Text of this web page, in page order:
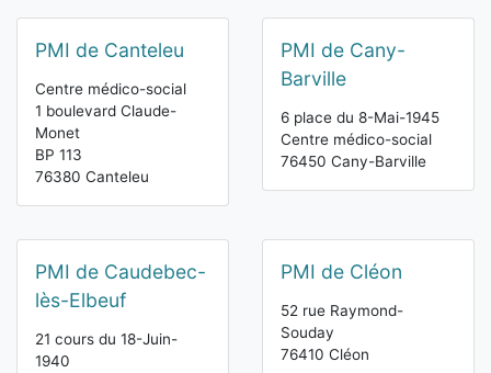
PMI de Canteleu
Centre médico-social
1 boulevard Claude-
Monet
BP 113
76380 Canteleu
PMI de Cany-
Barville
6 place du 8-Mai-1945
Centre médico-social
76450 Cany-Barville
PMI de Caudebec-
lès-Elbeuf
21 cours du 18-Juin-
1940
PMI de Cléon
52 rue Raymond-
Souday
76410 Cléon